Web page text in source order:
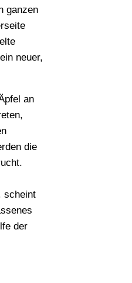
ganzen
neuer,
an
die
scheint
der